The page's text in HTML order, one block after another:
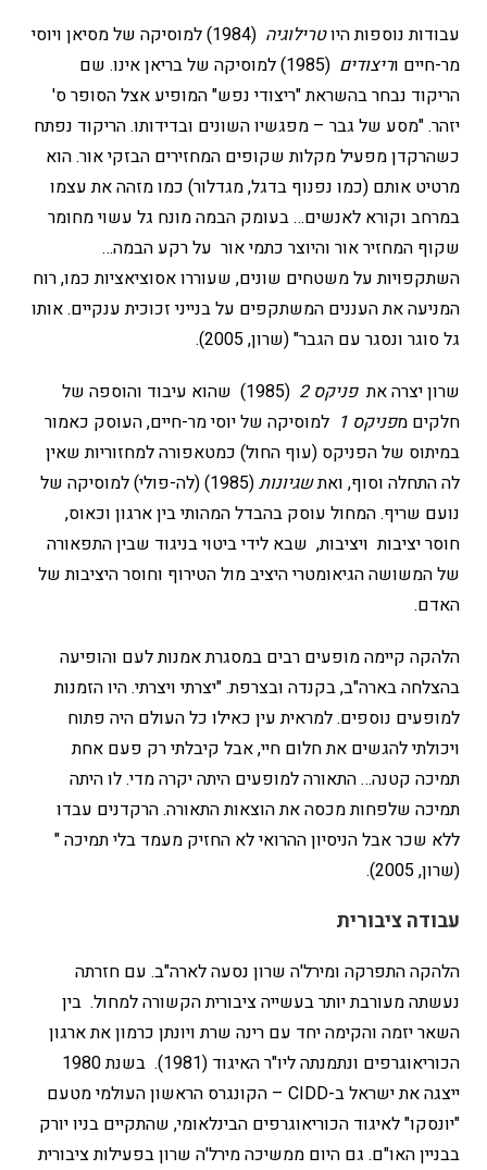
עבודות נוספות היוטרילוגיה
(1984) למוסיקה של מסיאן ויוסי
מר-חיים וריצודים
(1985) למוסיקה של בריאן אינו. שם
הריקוד נבחר בהשראת "ריצודי נפש" המופיע אצל הסופר ס'
יזהר. "מסע של גבר – מפגשיו השונים ובדידותו. הריקוד נפתח
כשהרקדן מפעיל מקלות שקופים המחזירים הבזקי אור. הוא
מרטיט אותם (כמו נפנוף בדגל, מגדלור) כמו מזהה את עצמו
במרחב וקורא לאנשים… בעומק הבמה מונח גל עשוי מחומר
שקוף המחזיר אור והיוצר כתמי אור על רקע הבמה…
השתקפויות על משטחים שונים, שעוררו אסוציאציות כמו, רוח
המניעה את העננים המשתקפים על בנייני זכוכית ענקיים. אותו
גל סוגר ונסגר עם הגבר" (שרון, 2005).
שרון יצרה אתפניקס 2
(1985) שהוא עיבוד והוספה של
חלקים מפניקס 1
למוסיקה של יוסי מר-חיים, העוסק כאמור
במיתוס של הפניקס (עוף החול) כמטאפורה למחזוריות שאין
לה התחלה וסוף, ואתשגיונות
(1985) (לה-פולי) למוסיקה של
נועם שריף. המחול עוסק בהבדל המהותי בין ארגון וכאוס,
חוסר יציבות ויציבות, שבא לידי ביטוי בניגוד שבין התפאורה
של המשושה הגיאומטרי היציב מול הטירוף וחוסר היציבות של
האדם.
הלהקה קיימה מופעים רבים במסגרת אמנות לעם והופיעה
בהצלחה בארה"ב, בקנדה ובצרפת. "יצרתי ויצרתי. היו הזמנות
למופעים נוספים. למראית עין כאילו כל העולם היה פתוח
ויכולתי להגשים את חלום חיי, אבל קיבלתי רק פעם אחת
תמיכה קטנה… התאורה למופעים היתה יקרה מדי. לו היתה
תמיכה שלפחות מכסה את הוצאות התאורה. הרקדנים עבדו
ללא שכר אבל הניסיון ההרואי לא החזיק מעמד בלי תמיכה "
(שרון, 2005).
עבודה ציבורית
הלהקה התפרקה ומירל'ה שרון נסעה לארה"ב. עם חזרתה
נעשתה מעורבת יותר בעשייה ציבורית הקשורה למחול. בין
השאר יזמה והקימה יחד עם רינה שרת ויונתן כרמון את ארגון
הכוריאוגרפים ונתמנתה ליו"ר האיגוד (1981). בשנת 1980
ייצגה את ישראל ב-CIDD – הקונגרס הראשון העולמי מטעם
"יונסקו" לאיגוד הכוריאוגרפים הבינלאומי, שהתקיים בניו יורק
בבניין האו"ם. גם היום ממשיכה מירל'ה שרון בפעילות ציבורית